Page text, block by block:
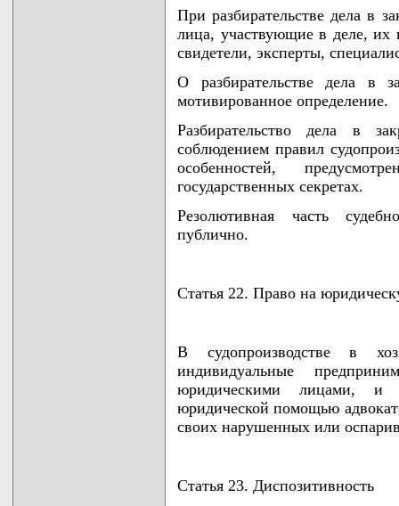
При разбирательстве дела в
лица, участвующие в деле, их
свидетели, эксперты,
О разбирательстве дела в
мотивированное определение.
Разбирательство дела в
соблюдением правил
особенностей,
государственных секретах.
Резолютивная часть
публично.
Статья 22. Право на
В судопроизводстве в
индивидуальные
юридическими лицами, и
юридической помощью
своих нарушенных или
Статья 23. Диспозитивность